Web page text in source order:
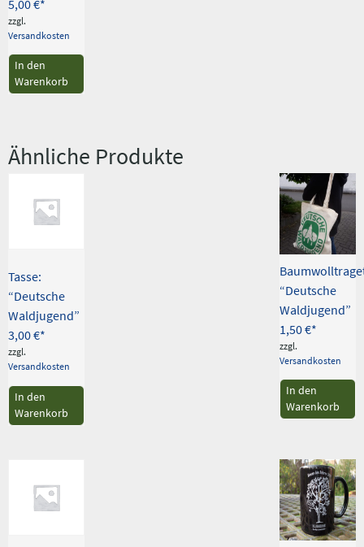
5,00€
zzgl.
Versandkosten
In den
Warenkorb
Ähnliche Produkte
Tasse:
“Deutsche
Waldjugend”
3,00€
zzgl.
Versandkosten
In den
Warenkorb
“Deutsche
Waldjugend”
1,50€
zzgl.
Versandkosten
In den
Warenkorb